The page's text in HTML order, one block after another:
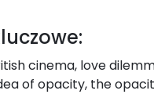
cinema, love
of opacity, the